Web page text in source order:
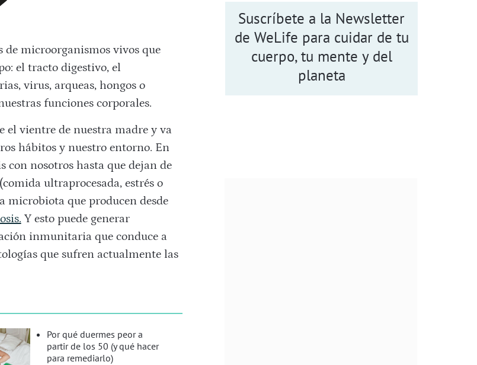
microorganismos vivos que
el tracto digestivo, el
virus, arqueas, hongos o
funciones corporales.
el vientre de nuestra madre y va
hábitos y nuestro entorno. En
con nosotros hasta que dejan de
ultraprocesada, estrés o
microbiota que producen desde
Y esto puede generar
inmunitaria que conduce a
que sufren actualmente las
Por qué duermes peor a
partir de los 50 (y qué hacer
para remediarlo)
Suscríbete a la Newsletter
de WeLife para cuidar de tu
cuerpo, tu mente y del
planeta